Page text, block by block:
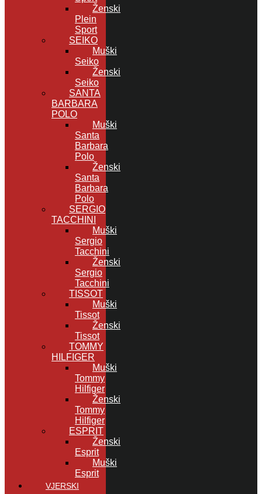
Ženski
Plein
Sport
SEIKO
Muški
Seiko
Ženski
Seiko
SANTA
BARBARA
POLO
Muški
Santa
Barbara
Polo
Ženski
Santa
Barbara
Polo
SERGIO
TACCHINI
Muški
Sergio
Tacchini
Ženski
Sergio
Tacchini
TISSOT
Muški
Tissot
Ženski
Tissot
TOMMY
HILFIGER
Muški
Tommy
Hilfiger
Ženski
Tommy
Hilfiger
ESPRIT
Ženski
Esprit
Muški
Esprit
VJERSKI